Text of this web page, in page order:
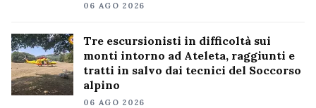
06 AGO 2026
Tre escursionisti in difficoltà sui
monti intorno ad Ateleta, raggiunti e
tratti in salvo dai tecnici del Soccorso
alpino
06 AGO 2026